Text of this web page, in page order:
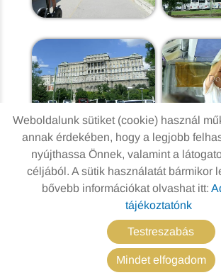
Mindet elfogadom
Testreszabás
Weboldalunk sütiket (cookie) használ
annak érdekében, hogy a legjobb
nyújthassa Önnek, valamint a
céljából. A sütik használatát bármikor
bővebb információkat olvashat itt:
tájékoztatónk
KERESÉS AZ OLDAL TARTALMÁBAN